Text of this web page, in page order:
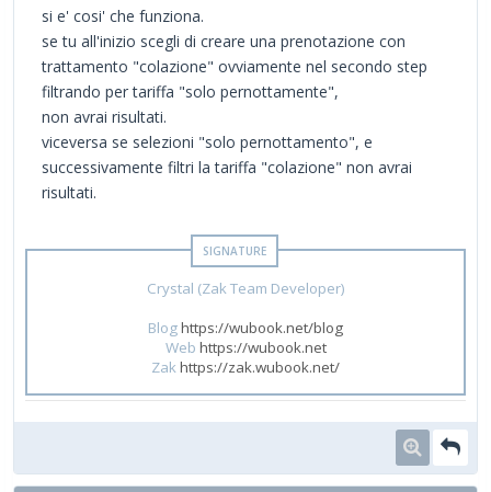
si e' cosi' che funziona.
se tu all'inizio scegli di creare una prenotazione con
trattamento "colazione" ovviamente nel secondo step
filtrando per tariffa "solo pernottamente",
non avrai risultati.
viceversa se selezioni "solo pernottamento", e
successivamente filtri la tariffa "colazione" non avrai
risultati.
Crystal (Zak Team Developer)
Bloghttps://wubook.net/blog
Web https://wubook.net
Zakhttps://zak.wubook.net/